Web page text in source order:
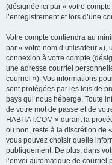
(désignée ici par « votre
l’enregistrement et lors d’une
Votre compte contiendra au
par « votre nom d’utilisateur
connexion à votre compte
une adresse courriel
courriel »). Vos informations
sont protégées par les lois de
pays qui nous héberge. Toute
de votre mot de passe et de
HABITAT.COM » durant la
ou non, reste à la discrétion de
vous pouvez choisir quelle
publiquement. De plus, dans
l’envoi automatique de courriel